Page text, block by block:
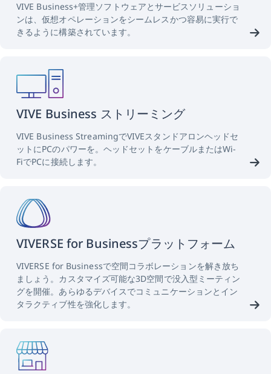
VIVE Business+管理ソフトウェアとサービスソリューショ
ンは、仮想オペレーションをシームレスかつ容易に実行で
きるように構築されています。
VIVE Business ストリーミング
VIVE Business StreamingでVIVEスタンドアロンヘッドセ
ットにPCのパワーを。ヘッドセットをケーブルまたはWi-
FiでPCに接続します。
VIVERSE for Businessプラットフォーム
VIVERSE for Businessで空間コラボレーションを解き放ち
ましょう。カスタマイズ可能な3D空間で没入型ミーティン
グを開催。あらゆるデバイスでコミュニケーションとイン
タラクティブ性を強化します。